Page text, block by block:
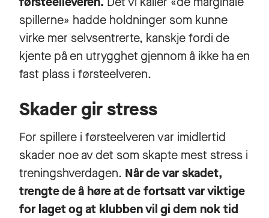
spillerne» hadde holdninger som kunne
virke mer selvsentrerte, kanskje fordi de
kjente på en utrygghet gjennom å ikke ha en
fast plass i førsteelveren.
Skader gir stress
For spillere i førsteelveren var imidlertid
skader noe av det som skapte mest stress i
treningshverdagen. Når de var skadet,
trengte de å høre at de fortsatt var viktige
for laget og at klubben vil gi dem nok tid